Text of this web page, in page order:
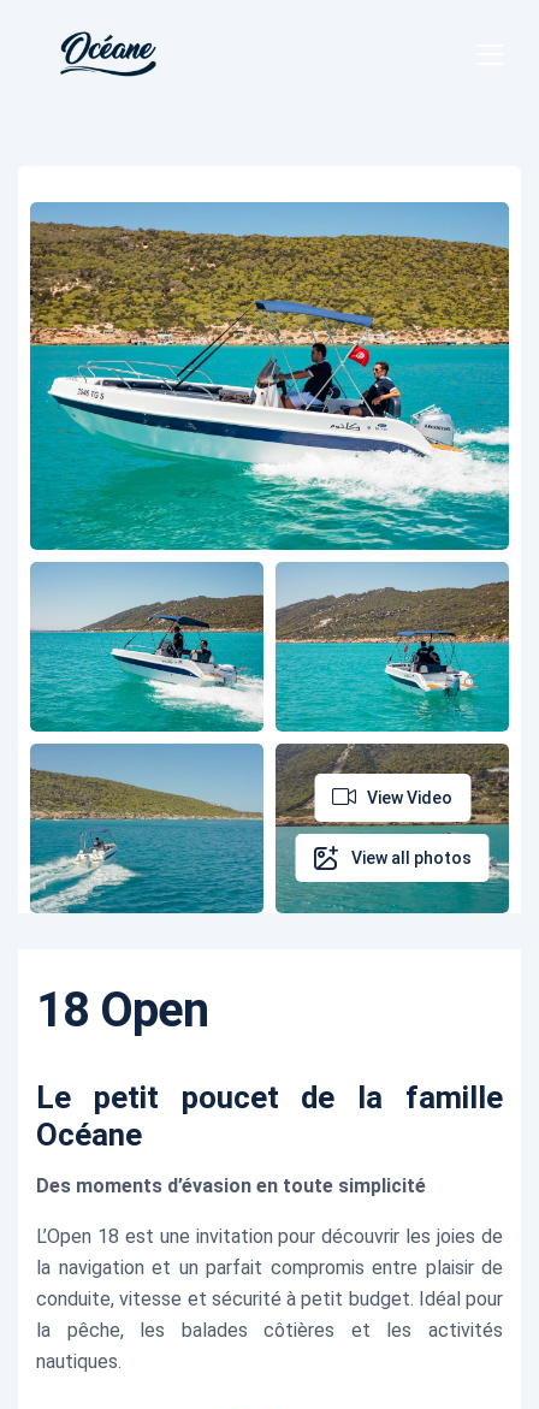
View Video
View all photos
18 Open
Le petit poucet de la famille
Océane
Des moments d’évasion en toute simplicité
L’Open 18 est une invitation pour découvrir les joies de
la navigation et un parfait compromis entre plaisir de
conduite, vitesse et sécurité à petit budget. Idéal pour
la pêche, les balades côtières et les activités
nautiques.